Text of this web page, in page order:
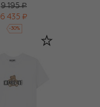
9 195 ₽
6 435 ₽
-30%